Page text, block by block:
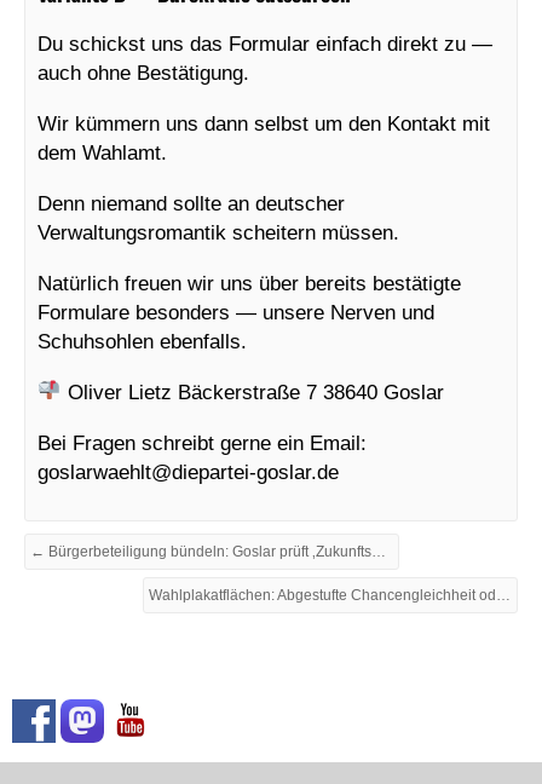
Du schickst uns das Formular einfach direkt zu —
auch ohne Bestätigung.
Wir kümmern uns dann selbst um den Kontakt mit
dem Wahlamt.
Denn niemand sollte an deutscher
Verwaltungsromantik scheitern müssen.
Natürlich freuen wir uns über bereits bestätigte
Formulare besonders — unsere Nerven und
Schuhsohlen ebenfalls.
Oliver Lietz Bäckerstraße 7 38640 Goslar
Bei Fragen schreibt gerne ein Email:
goslarwaehlt@diepartei-goslar.de